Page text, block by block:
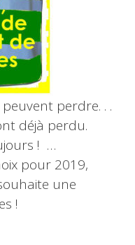
perdre. . .
déjà perdu.
! …
pour 2019,
une
!